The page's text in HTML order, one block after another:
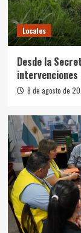
Locales
Desde la
8 de agosto de